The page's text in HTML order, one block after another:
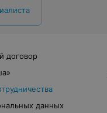
договор
данных